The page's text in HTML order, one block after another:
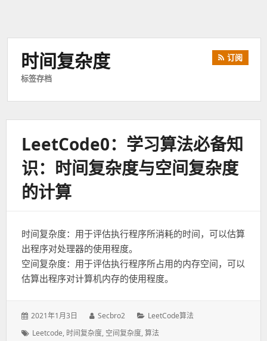
时间复杂度
标签存档
订阅
LeetCode0：学习算法必备知
识：时间复杂度与空间复杂度
的计算
时间复杂度：用于评估执行程序所消耗的时间，可以估算
出程序对处理器的使用程度。
空间复杂度：用于评估执行程序所占用的内存空间，可以
估算出程序对计算机内存的使用程度。
发
于：
2021年1月3日
作
者：
Secbro2
分
类：
LeetCode算法
标
Leetcode, 时间复杂度, 空间复杂度,算法